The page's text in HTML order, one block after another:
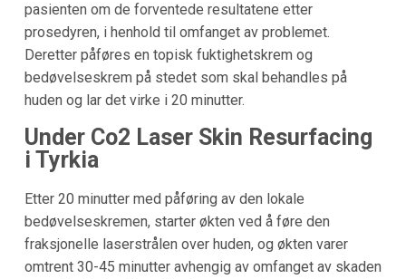
pasienten om de forventede resultatene etter
prosedyren, i henhold til omfanget av problemet.
Deretter påføres en topisk fuktighetskrem og
bedøvelseskrem på stedet som skal behandles på
huden og lar det virke i 20 minutter.
Under Co2 Laser Skin Resurfacing
i Tyrkia
Etter 20 minutter med påføring av den lokale
bedøvelseskremen, starter økten ved å føre den
fraksjonelle laserstrålen over huden, og økten varer
omtrent 30-45 minutter avhengig av omfanget av skaden